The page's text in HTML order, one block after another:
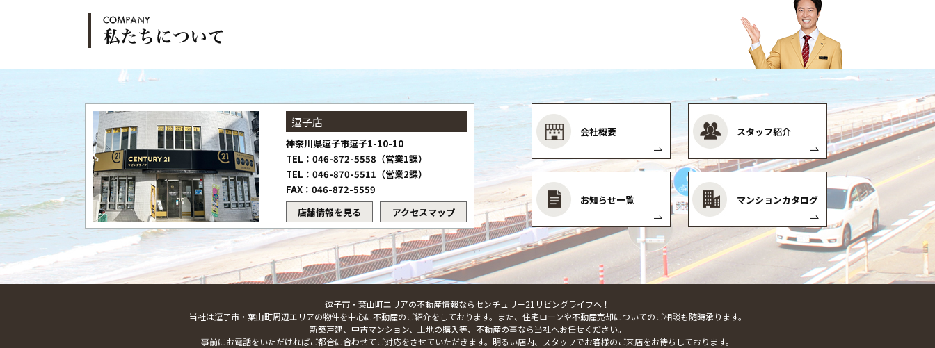
逗子店
神奈川県逗子市逗子1-10-10
TEL：046-872-5558（営業1課）
TEL：046-870-5511（営業2課）
FAX：046-872-5559
店舗情報を見る
アクセスマップ
会社概要 スタッフ紹介
お知らせ一覧 マンションカタログ
逗子市・葉山町エリアの不動産情報ならセンチュリー21リビングライフへ！
当社は逗子市・葉山町周辺エリアの物件を中心に不動産のご紹介をしております。また、住宅ローンや不動産売却についてのご相談も随時承ります。
新築戸建、中古マンション、土地の購入等、不動産の事なら当社へお任せください。
事前にお電話をいただければご都合に合わせてご対応をさせていただきます。明るい店内、スタッフでお客様のご来店をお待ちしております。